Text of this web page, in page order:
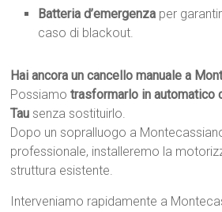
Batteria d’emergenza per
caso di blackout.
Hai ancora un cancello manuale a
Possiamotrasformarlo in automatico
Tau senza sostituirlo.
Dopo un sopralluogo a
professionale, installeremo la
struttura esistente.
Interveniamo rapidamente a